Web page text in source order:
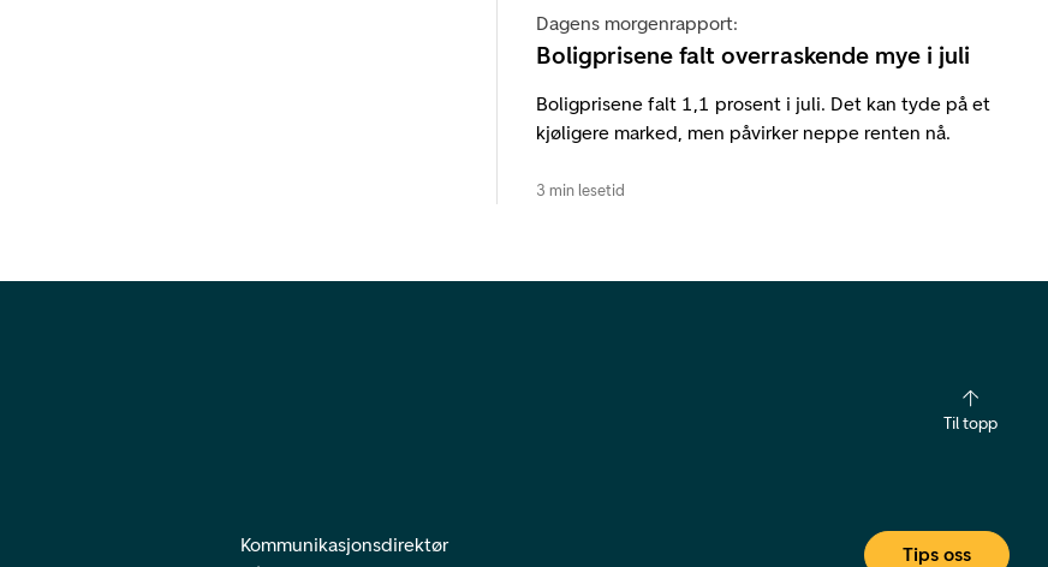
Dagens morgenrapport:
Boligprisene falt overraskende mye i juli
Boligprisene falt 1,1 prosent i juli. Det kan tyde på et
kjøligere marked, men påvirker neppe renten nå.
3 min lesetid
Til topp
Kommunikasjonsdirektør Tips oss